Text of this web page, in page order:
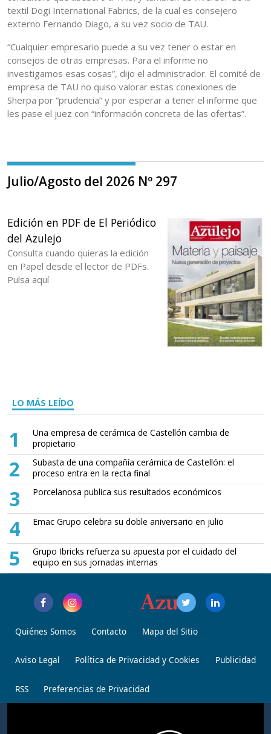
textil Dogi International Fabrics, de la cual es consejero
externo Fernando Diago, a su vez socio de TAU.
“Cualquier empresario puede a su vez tener o estar en
consejos de otras empresas. Para el informe no
investigamos esas cosas”, dijo el administrador. El comité de
empresa de TAU no quiso valorar estas conexiones de
Sherpa por “prudencia” y por esperar a tener el informe que
les pase el juez con “información concreta de las ofertas”.
Julio/Agosto del 2026 Nº 297
Edición en PDF de El Periódico
del Azulejo
Consulta cuando quieras la edición
en Papel desde el lector de PDFs.
Pulsa aquí
LO MÁS LEÍDO
1
Una empresa de cerámica de Castellón cambia de
propietario
2
Subasta de una compañía cerámica de Castellón: el
proceso entra en la recta final
3 Porcelanosa publica sus resultados económicos
4 Emac Grupo celebra su doble aniversario en julio
5
Grupo Ibricks refuerza su apuesta por el cuidado del
equipo en sus jornadas internas
Quiénes Somos Contacto Mapa del Sitio
Aviso Legal Política de Privacidad y Cookies Publicidad
RSS Preferencias de Privacidad